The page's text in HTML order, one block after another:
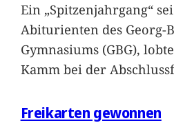
Ein „Spitzenjahrgang“
Abiturienten des Georg-
Gymnasiums (GBG),
Kamm bei der
Freikarten gewonnen